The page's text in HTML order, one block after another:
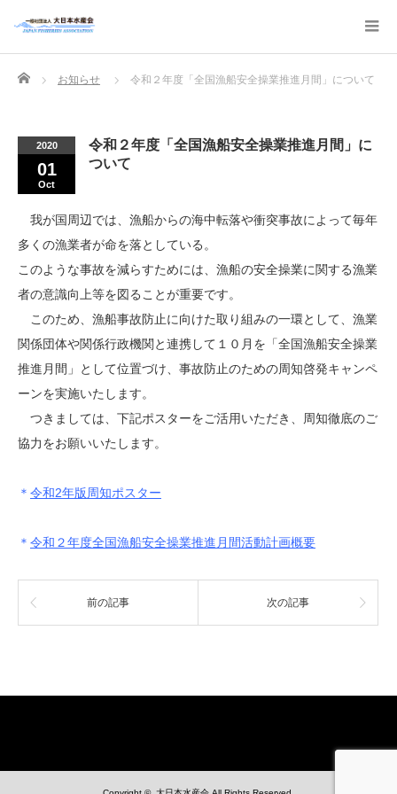
Home お知らせ 令和２年度「全国漁船安全操業推進月間」について
2020
01
Oct
令和２年度「全国漁船安全操業推進月間」に
ついて
我が国周辺では、漁船からの海中転落や衝突事故によって毎年
多くの漁業者が命を落としている。
このような事故を減らすためには、漁船の安全操業に関する漁業
者の意識向上等を図ることが重要です。
このため、漁船事故防止に向けた取り組みの一環として、漁業
関係団体や関係行政機関と連携して１０月を「全国漁船安全操業
推進月間」として位置づけ、事故防止のための周知啓発キャンペ
ーンを実施いたします。
つきましては、下記ポスターをご活用いただき、周知徹底のご
協力をお願いいたします。
＊ 令和2年版周知ポスター
＊ 令和２年度全国漁船安全操業推進月間活動計画概要
前の記事 次の記事